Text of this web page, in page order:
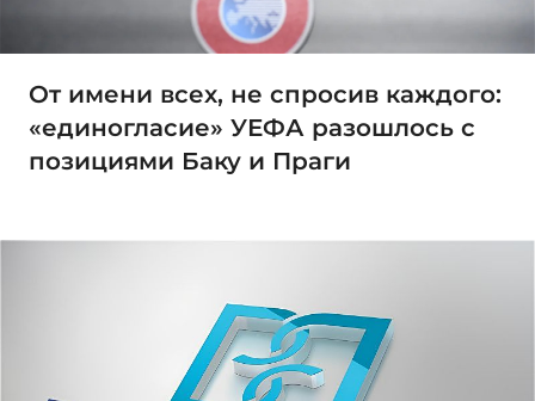
От имени всех, не спросив каждого:
«единогласие» УЕФА разошлось с
позициями Баку и Праги